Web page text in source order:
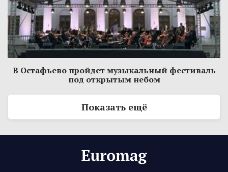
В Остафьево пройдет музыкальный фестиваль
под открытым небом
Показать ещё